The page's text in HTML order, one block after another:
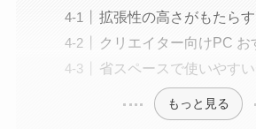
拡張性の高さがもたら
クリエイター向けPC お
省スペースで使いやす
もっと見る